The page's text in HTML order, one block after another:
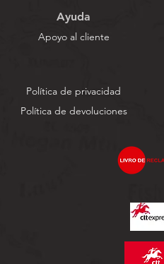
Ayuda
Apoyo al cliente
Política de privacidad
Política de devoluciones